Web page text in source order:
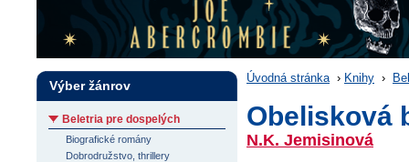
Úvodná stránka › Knihy ›
Obelisková
N.K. Jemisinová
Výber žánrov
Beletria pre dospelých
Biografické romány
Dobrodružstvo, thrillery